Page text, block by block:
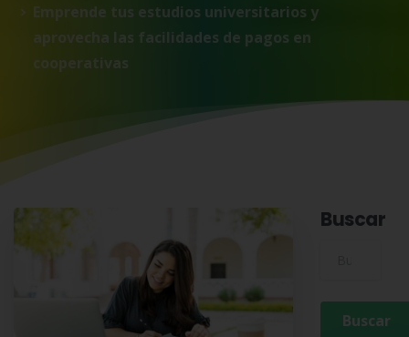
Emprende tus estudios universitarios y
aprovecha las facilidades de pagos en
cooperativas
Buscar